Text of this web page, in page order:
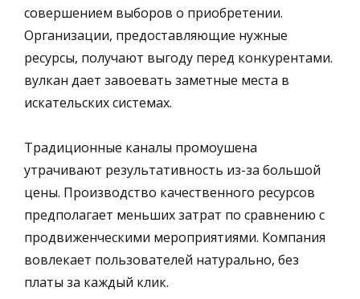
совершением выборов о приобретении.
Организации, предоставляющие нужные
ресурсы, получают выгоду перед конкурентами.
вулкан дает завоевать заметные места в
искательских системах.
Традиционные каналы промоушена
утрачивают результативность из-за большой
цены. Производство качественного ресурсов
предполагает меньших затрат по сравнению с
продвиженческими мероприятиями. Компания
вовлекает пользователей натурально, без
платы за каждый клик.